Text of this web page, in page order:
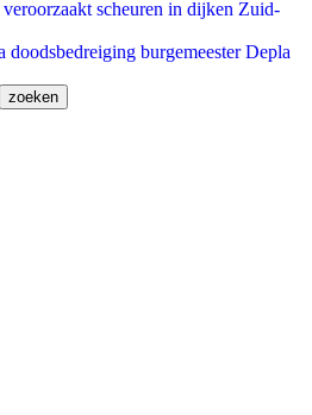
scheuren in dijken Zuid-
doodsbedreiging burgemeester Depla